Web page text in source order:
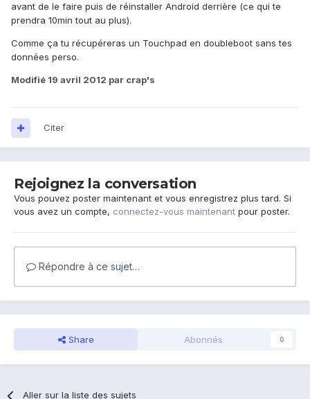
avant de le faire puis de réinstaller Android derrière (ce qui te
prendra 10min tout au plus).
Comme ça tu récupéreras un Touchpad en doubleboot sans tes
données perso.
Modifié 19 avril 2012 par crap's
Citer
Rejoignez la conversation
Vous pouvez poster maintenant et vous enregistrez plus tard. Si
vous avez un compte, connectez-vous maintenant pour poster.
Répondre à ce sujet…
Share Abonnés 0
Aller sur la liste des sujets